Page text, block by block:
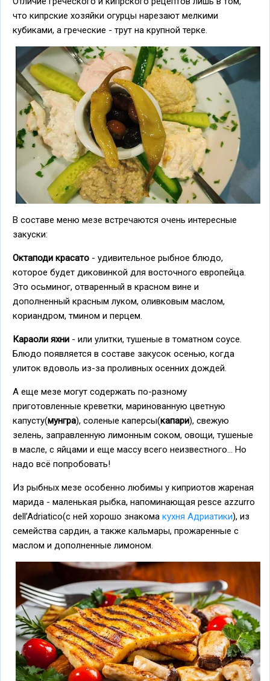
что кипрские хозяйки огурцы нарезают мелкими
кубиками, а греческие - трут на крупной терке.
В составе меню мезе встречаются очень интересные
закуски:
Октаподи красато - удивительное рыбное блюдо,
которое будет диковинкой для восточного европейца.
Это осьминог, отваренный в красном вине и
дополненный красным луком, оливковым маслом,
кориандром, тмином и перцем.
Караоли яхни - или улитки, тушеные в томатном соусе.
Блюдо появляется в составе закусок осенью, когда
улиток вдоволь из-за проливных осенних дождей.
А еще мезе могут содержать по-разному
приготовленные креветки, маринованную цветную
капусту(мунгра), соленые каперсы(капари), свежую
зелень, заправленную лимонным соком, овощи, тушеные
в масле, с яйцами и еще массу всего неизвестного... Но
надо всё попробовать!
Из рыбных мезе особенно любимы у киприотов жареная
марида - маленькая рыбка, напоминающая pesce azzurro
dell’Adriatico(с ней хорошо знакома кухня Адриатики), из
семейства сардин, а также кальмары, прожаренные с
маслом и дополненные лимоном.